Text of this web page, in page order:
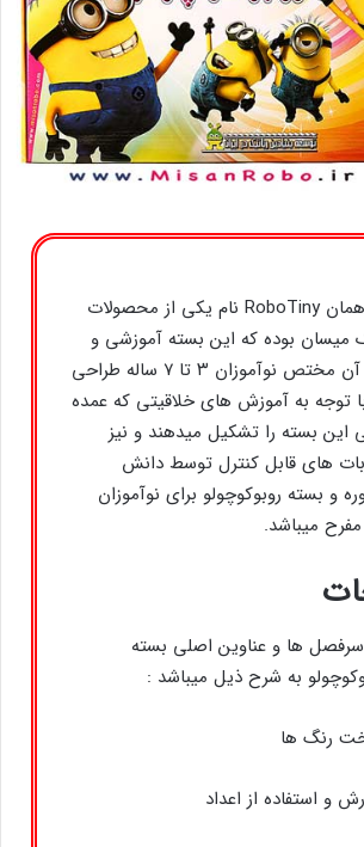
روبوکوچولو یا همان RoboTiny نام یکی از محصولات
میسان بوده که این بسته آموزشی و
دوره مربوط به آن مختص نوآموزان ۳ تا ۷ ساله طراحی
توجه به آموزش های خلاقیتی که عمده
بسته را تشکیل میدهند و نیز
های قابل کنترل توسط دانش
و بسته روبوکوچولو برای نوآموزان
میباشد.
ها و عناوین اصلی بسته
به شرح ذیل میباشد :
رنگ ها
و استفاده از اعداد